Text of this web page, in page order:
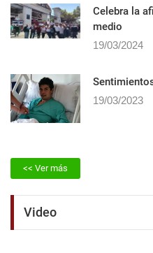
Celebra la
medio
19/03/2024
19/03/2023
<< Ver más
Video